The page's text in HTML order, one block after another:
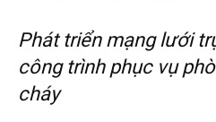
Phát triển mạng lưới
công trình phục vụ
cháy